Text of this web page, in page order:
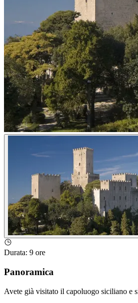
Durata: 9 ore
Panoramica
Avete già visitato il capoluogo siciliano e